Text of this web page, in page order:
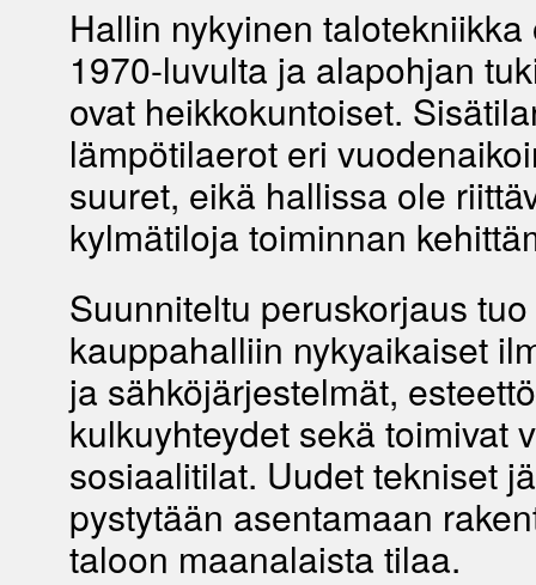
Hallin nykyinen
1970-luvulta ja alapohjan
ovat heikkokuntoiset.
lämpötilaerot eri
suuret, eikä hallissa ole
kylmätiloja toiminnan
Suunniteltu peruskorjaus tuo
kauppahalliin nykyaikaiset
ja sähköjärjestelmät,
kulkuyhteydet sekä toimivat
sosiaalitilat. Uudet tekniset
pystytään asentamaan
taloon maanalaista tilaa.